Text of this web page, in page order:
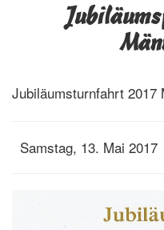
Jubiläumsturnfahrt 2017
Samstag, 13. Mai 2017